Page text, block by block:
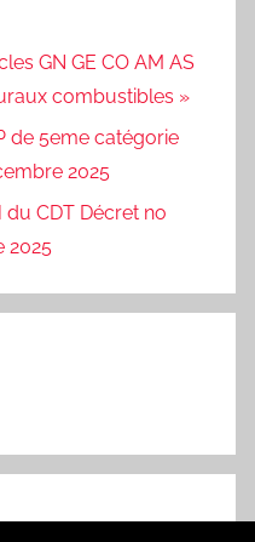
GN GE CO AM AS
combustibles »
de 5eme catégorie
2025
du CDT Décret no
2025